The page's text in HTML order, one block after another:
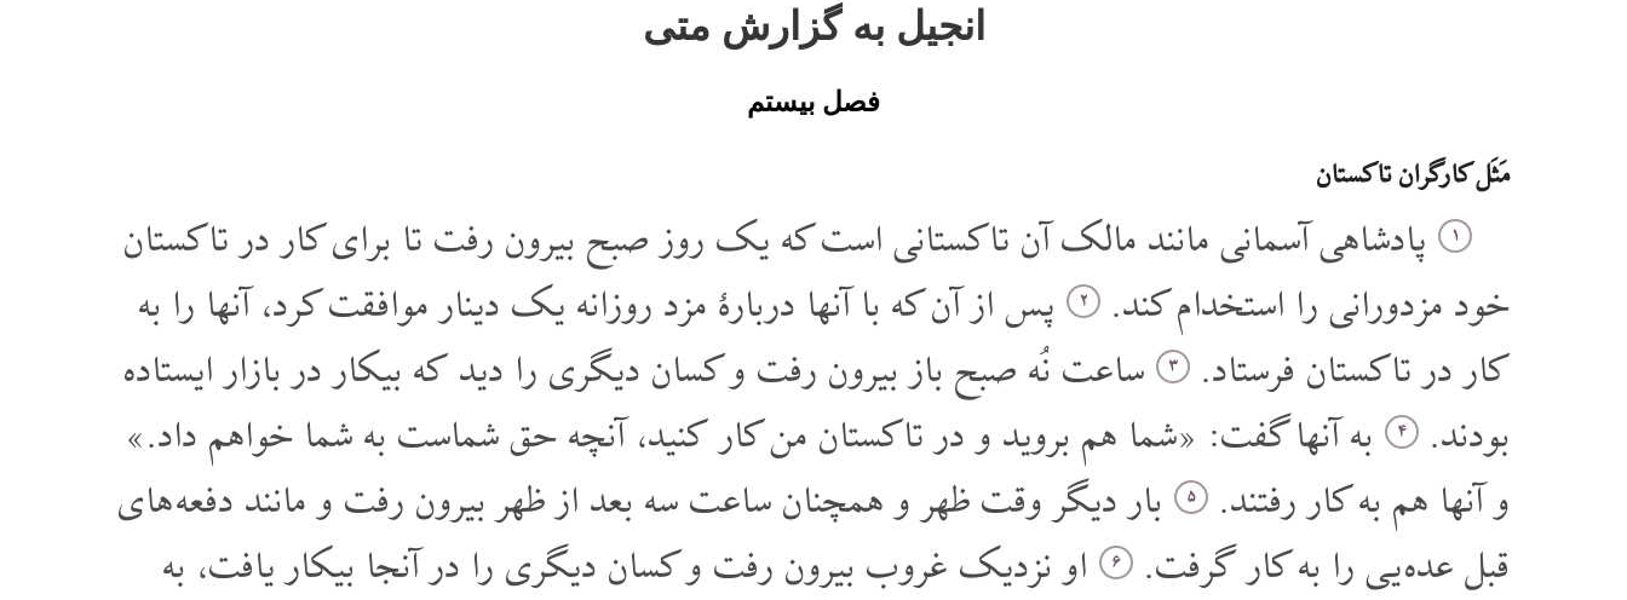
انجیل به گزارش متی
فصل بیستم
مَثَل کارگران تاکستان
۱
پادشاهی آسمانی مانند مالک آن تاکستانی است که یک روز صبح بیرون رفت تا برای کار در تاکستان
خود مزدورانی را استخدام کند.
۲
پس از آن که با آنها دربارۀ مزد روزانه یک دینار موافقت کرد، آنها را به
کار در تاکستان فرستاد.
۳
ساعت نُه صبح باز بیرون رفت و کسان دیگری را دید که بیکار در بازار ایستاده
بودند.
۴
به آنها گفت: «شما هم بروید و در تاکستان من کار کنید، آنچه حق شماست به شما خواهم داد.»
و آنها هم به کار رفتند.
۵
بار دیگر وقت ظهر و همچنان ساعت سه بعد از ظهر بیرون رفت و مانند دفعه های
قبل عده یی را به کار گرفت.
۶
او نزدیک غروب بیرون رفت و کسان دیگری را در آنجا بیکار یافت، به